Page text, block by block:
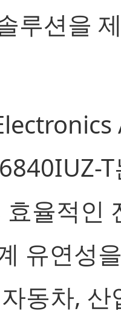
루션을
효율적인
유연성
동차, 산